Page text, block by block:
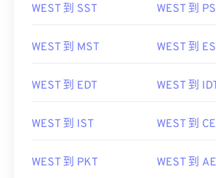
WEST 到 SST WEST 到
WEST 到 MST WEST 到
WEST 到 EDT WEST 到
WEST 到 IST WEST 到
WEST 到 PKT WEST 到